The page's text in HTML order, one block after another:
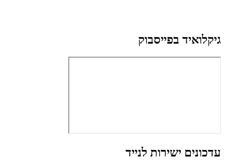
גיקלואיד בפייסבוק
עדכונים ישירות לנייד